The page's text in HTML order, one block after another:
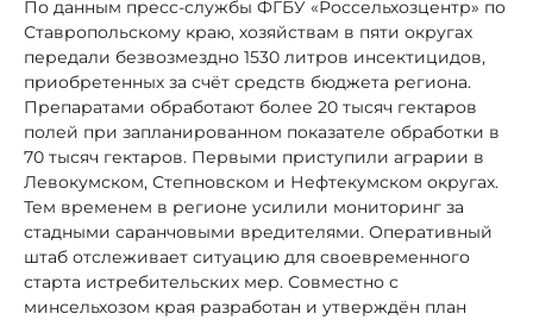
По данным пресс-службы ФГБУ «Россельхозцентр» по
Ставропольскому краю, хозяйствам в пяти округах
передали безвозмездно 1530 литров инсектицидов,
приобретенных за счёт средств бюджета региона.
Препаратами обработают более 20 тысяч гектаров
полей при запланированном показателе обработки в
70 тысяч гектаров. Первыми приступили аграрии в
Левокумском, Степновском и Нефтекумском округах.
Тем временем в регионе усилили мониторинг за
стадными саранчовыми вредителями. Оперативный
штаб отслеживает ситуацию для своевременного
старта истребительских мер. Совместно с
минсельхозом края разработан и утверждён план